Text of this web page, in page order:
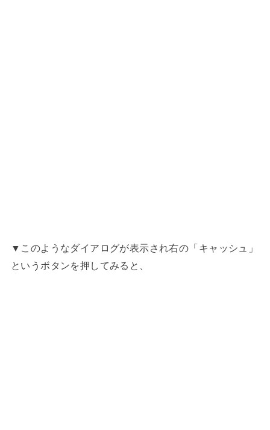
▼このようなダイアログが表示され右の「キャッシュ」
というボタンを押してみると、